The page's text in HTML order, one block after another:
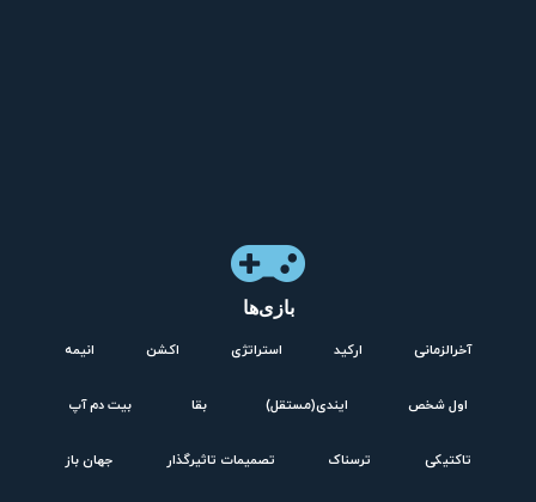
بازی‌ها
آخرالزمانی ارکید استراتژی اکشن انیمه
اول شخص ایندی(مستقل) بقا بیت دم آپ
تاکتیکی ترسناک تصمیمات تاثیرگذار جهان باز